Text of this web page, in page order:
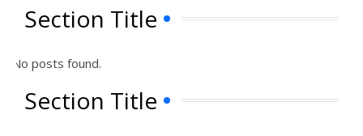
Section Title
No posts found.
Section Title